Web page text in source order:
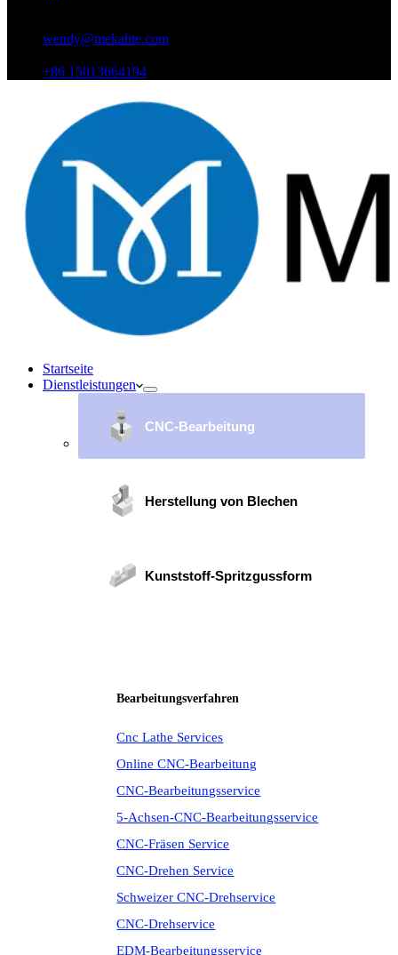
wendy@mekalite.com
+86 15013664194
Startseite
Dienstleistungen
CNC-Bearbeitung
Herstellung von Blechen
Kunststoff-Spritzgussform
Bearbeitungsverfahren
Cnc Lathe Services
Online CNC-Bearbeitung
CNC-Bearbeitungsservice
5-Achsen-CNC-Bearbeitungsservice
CNC-Fräsen Service
CNC-Drehen Service
Schweizer CNC-Drehservice
CNC-Drehservice
EDM-Bearbeitungsservice